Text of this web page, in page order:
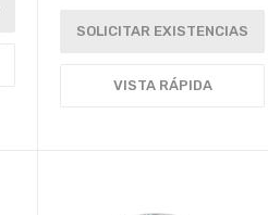
SOLICITAR EXISTENCIAS
VISTA RÁPIDA